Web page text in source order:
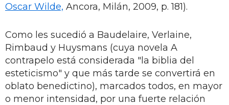
Oscar Wilde, Ancora, Milán, 2009, p. 181).
Como les sucedió a Baudelaire, Verlaine,
Rimbaud y Huysmans (cuya novela A
contrapelo está considerada "la biblia del
esteticismo" y que más tarde se convertirá en
oblato benedictino), marcados todos, en mayor
o menor intensidad, por una fuerte relación